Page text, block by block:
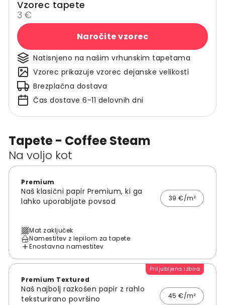
Tapete - Coffee Steam
Na voljo kot
Premium
Naš klasični papir Premium, ki ga
lahko uporabljate povsod
39 €/m²
Mat zaključek
Namestitev z lepilom za tapete
Enostavna namestitev
Priljubljena izbira
Premium Textured
Naš najbolj razkošen papir z rahlo
teksturirano površino
45 €/m²
Vzorec tapete
3 €
Naročite vzorec
Natisnjeno na našim vrhunskim tapetama
Vzorec prikazuje vzorec dejanske velikosti
Brezplačna dostava
Čas dostave 6-11 delovnih dni